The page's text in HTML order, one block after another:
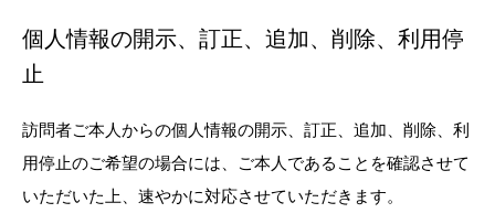
個人情報の開示、訂正、追加、削除、利用停
止
訪問者ご本人からの個人情報の開示、訂正、追加、削除、利
用停止のご希望の場合には、ご本人であることを確認させて
いただいた上、速やかに対応させていただきます。